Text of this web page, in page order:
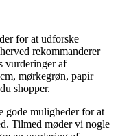
for at udforske
rekommanderer
vurderinger af
mørkegrøn, papir
shopper.
gode muligheder for at
Tilmed møder vi nogle